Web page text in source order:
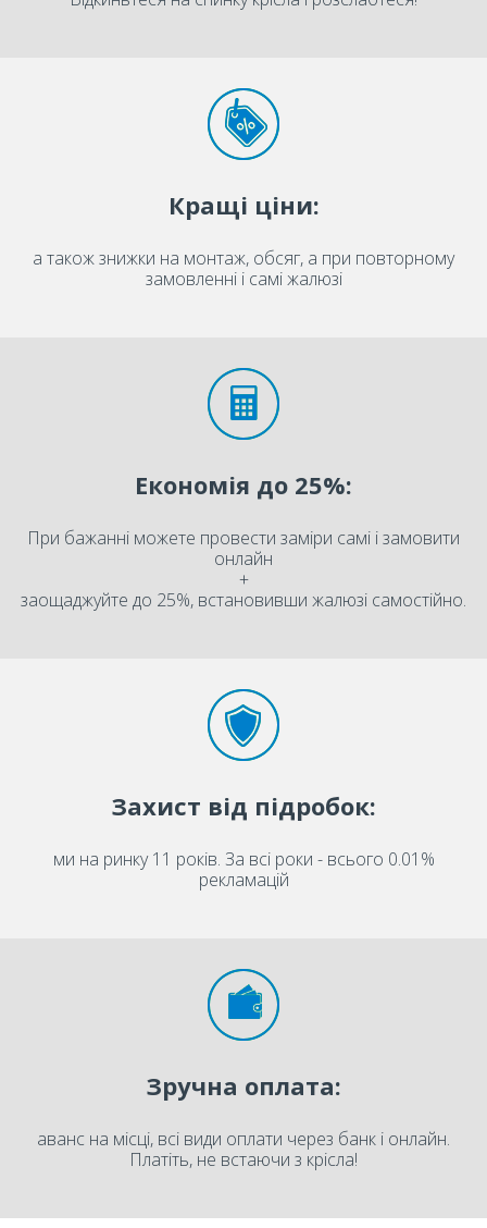
Кращі ціни:
а також знижки на монтаж, обсяг, а при повторному
замовленні і самі жалюзі
Економія до 25%:
При бажанні можете провести заміри самі і замовити
онлайн
+
заощаджуйте до 25%, встановивши жалюзі самостійно.
Захист від підробок:
ми на ринку 11 років. За всі роки - всього 0.01%
рекламацій
Зручна оплата:
аванс на місці, всі види оплати через банк і онлайн.
Платіть, не встаючи з крісла!